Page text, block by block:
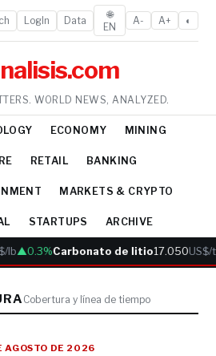
LogIn Data
🌐
EN
A- A+ ◐
WORLD NEWS, ANALYZED.
ECONOMY MINING
RETAIL BANKING
MARKETS & CRYPTO
STARTUPS ARCHIVE
lb▲0.3%Carbonato de litio17.050US$/t
Cobertura y línea de tiempo
AGOSTO DE 2026